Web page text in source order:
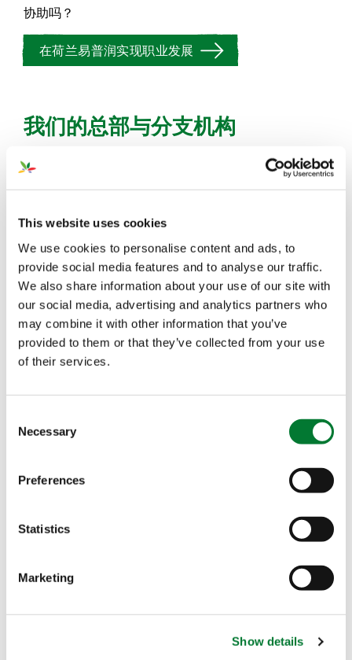
This website uses cookies
We use cookies to personalise content and ads, to
provide social media features and to analyse our traffic.
We also share information about your use of our site with
our social media, advertising and analytics partners who
may combine it with other information that you’ve
provided to them or that they’ve collected from your use
of their services.
Selection
Necessary
Preferences
Statistics
Marketing
Show details
协助吗？
在荷兰易普润实现职业发展
我们的总部与分支机构
易普润中国公司
塞尔维亚办公室
黎巴嫩办公室
美国办公室
易普润中
美兰区海
路28号海
路28号海